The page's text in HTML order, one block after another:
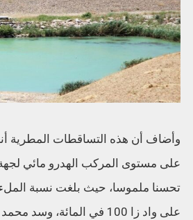
وأضاف أن هذه التساقطات المطرية
على مستوى المركب الهدرو مائي
تحسنا ملموسا، حيث بلغت نسبة